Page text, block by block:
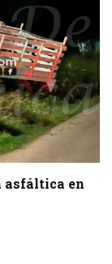
asfáltica en